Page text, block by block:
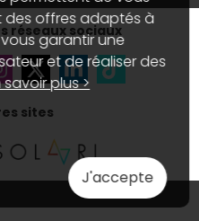
réseaux sociaux
sites
des offres adaptés à
garantir une
et de réaliser des
savoir plus >
J'accepte